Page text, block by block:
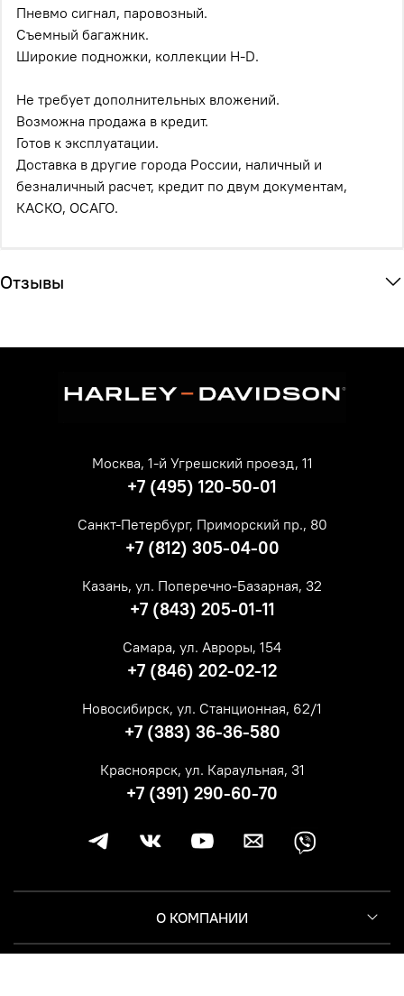
Пневмо сигнал, паровозный.
Съемный багажник.
Широкие подножки, коллекции H-D.
Не требует дополнительных вложений.
Возможна продажа в кредит.
Готов к эксплуатации.
Доставка в другие города России, наличный и
безналичный расчет, кредит по двум документам,
КАСКО, ОСАГО.
Отзывы
О КОМПАНИИ
Москва, 1-й Угрешский проезд, 11
+7 (495) 120-50-01
Санкт-Петербург, Приморский пр., 80
+7 (812) 305-04-00
Казань, ул. Поперечно-Базарная, 32
+7 (843) 205-01-11
Самара, ул. Авроры, 154
+7 (846) 202-02-12
Новосибирск, ул. Станционная, 62/1
+7 (383) 36-36-580
Красноярск, ул. Караульная, 31
+7 (391) 290-60-70